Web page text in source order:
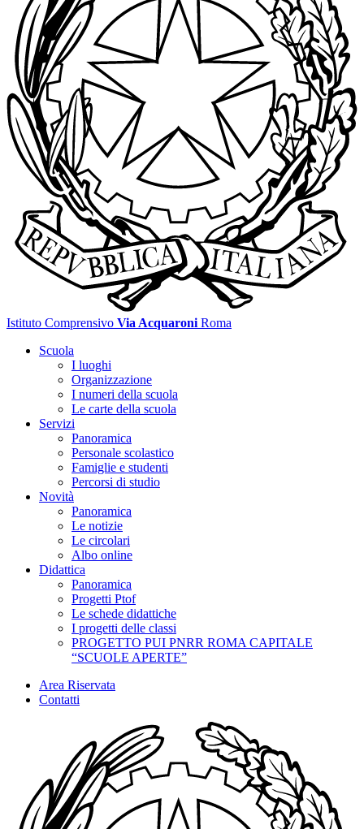
Istituto Comprensivo Via Acquaroni Roma
Scuola
I luoghi
Organizzazione
I numeri della scuola
Le carte della scuola
Servizi
Panoramica
Personale scolastico
Famiglie e studenti
Percorsi di studio
Novità
Panoramica
Le notizie
Le circolari
Albo online
Didattica
Panoramica
Progetti Ptof
Le schede didattiche
I progetti delle classi
PROGETTO PUI PNRR ROMA CAPITALE
“SCUOLE APERTE”
Area Riservata
Contatti